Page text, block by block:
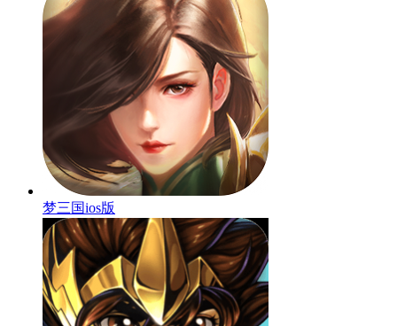
梦三国ios版